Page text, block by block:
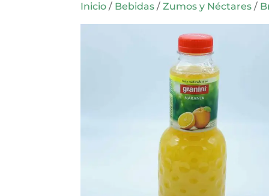
Inicio / Bebidas /Zumos y Néctares /